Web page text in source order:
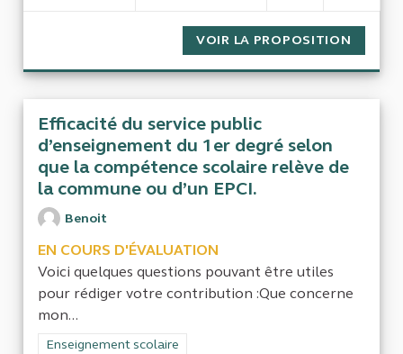
VOIR LA PROPOSITION
Efficacité du service public
d’enseignement du 1er degré selon
que la compétence scolaire relève de
la commune ou d’un EPCI.
Benoit
EN COURS D'ÉVALUATION
Voici quelques questions pouvant être utiles
pour rédiger votre contribution :Que concerne
mon...
Filtrer les résultats de la catégorie : Enseignement scolaire
Enseignement scolaire